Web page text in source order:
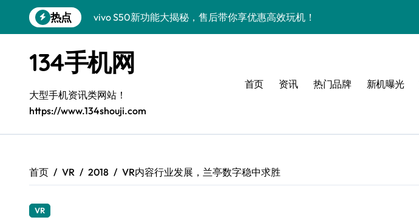
到
热点
vivo S50新功能大揭秘，售后带你享优惠高效玩机！
vivo S50 Pro mini小巧机身，售后保障助您随时畅览资讯
小米17 Pro新资讯来袭！售后员揭秘超实用功能亮点
售后员揭秘：三星Z Fold7新亮点，手机管家功能大升级！
S25 Ultra颜值炸裂！定制主题潮翻全场
Galaxy S26+颜值爆升秘诀大公开
134手机网
大型手机资讯类网站！
https://www.134shouji.com
首页 资讯 热门品牌 新机曝光
首页 VR 2018 VR内容行业发展，兰亭数字稳中求胜
VR